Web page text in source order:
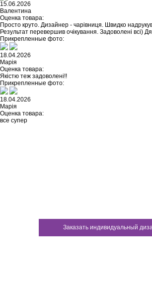
15.06.2026
Валентина
Оценка товара:
Просто круто. Дизайнер - чарівниця. Швидко
Результат перевершив очікування. Задоволені всі)
Прикрепленные фото:
18.04.2026
Марія
Оценка товара:
Якістю теж задоволені!!
Прикрепленные фото:
18.04.2026
Марія
Оценка товара:
все супер
Заказать индивидуальный